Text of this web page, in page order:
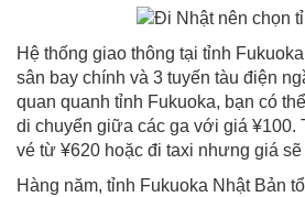
Hệ thống giao thông tại tỉnh
sân bay chính và 3 tuyến tàu điện
quan quanh tỉnh Fukuoka, bạn có
di chuyển giữa các ga với giá ¥100.
vé từ ¥620 hoặc đi taxi nhưng giá
Hàng năm, tỉnh Fukuoka Nhật Bản